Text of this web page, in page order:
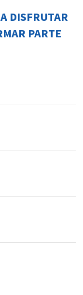
DISFRUTAR
PARTE